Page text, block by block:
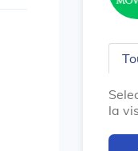
la